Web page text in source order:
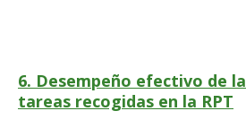
6. Desempeño efectivo de
tareas recogidas en la RPT